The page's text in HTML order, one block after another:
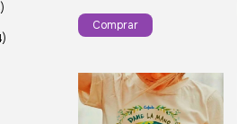
Comprar